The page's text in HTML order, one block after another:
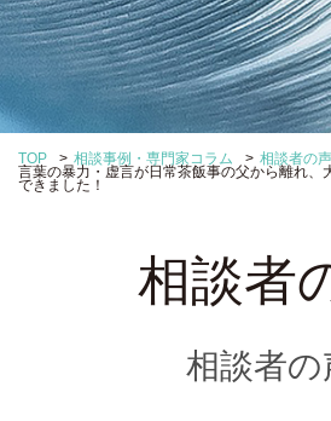
TOP > 相談事例・専門家コラム > 相談者の声
言葉の暴力・虚言が日常茶飯事の父から離れ、
できました！
相談者
相談者の